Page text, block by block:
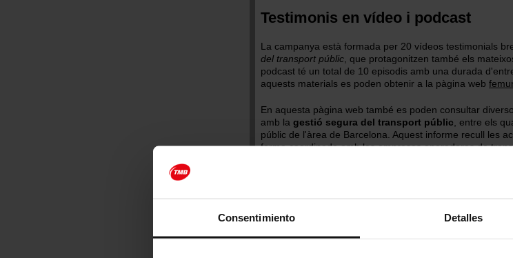
Consentimiento Detalles
Testimonis en vídeo i podcast
La campanya està formada per 20 vídeos testimonials
del transport públic , que protagonitzen també els
podcast té un total de 10 episodis amb una durada
aquests materials es poden obtenir a la pàgina web
En aquesta pàgina web també es poden consultar
amb la gestió segura del transport públic , entre els
públic de l'àrea de Barcelona. Aquest informe recull les
forma coordinada amb les empreses operadores de
Recuperació de la confiança